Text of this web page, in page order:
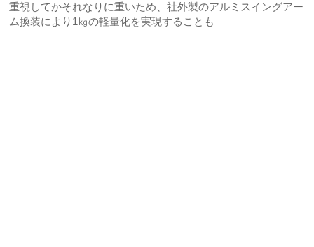
重視してかそれなりに重いため、社外製のアルミスイングアー
ム換装により1㎏の軽量化を実現することも